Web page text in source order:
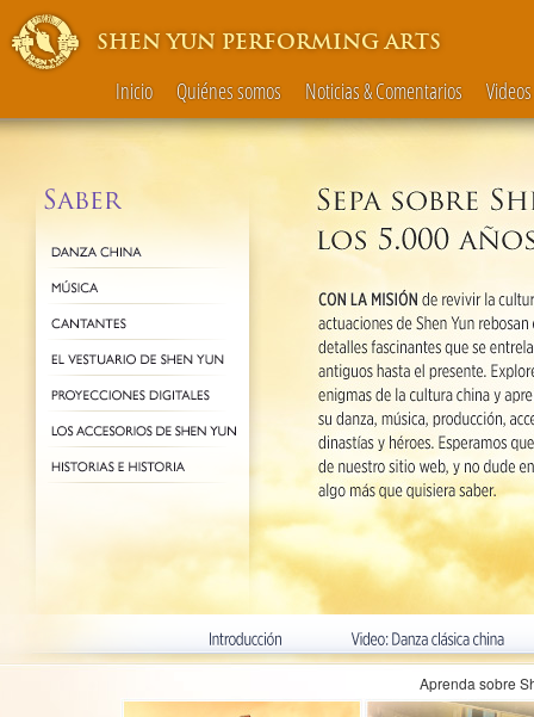
SHEN YUN PERFORMING ARTS
Inicio Quiénes somos Noticias & Comentarios Videos
Aprenda sobre